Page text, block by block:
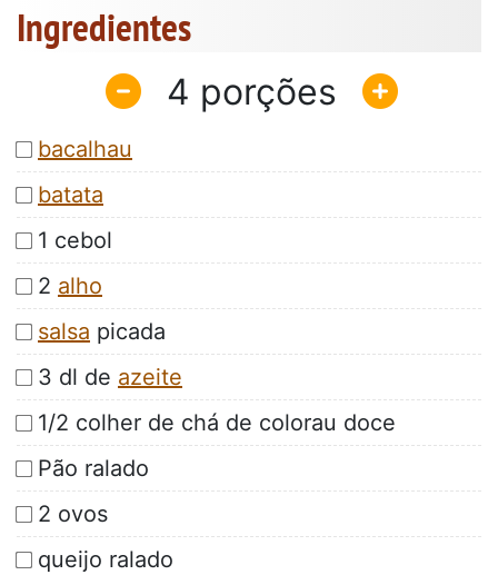
Ingredientes
4
bacalhau
batata
1 cebol
2 alho
salsa picada
3 dl de azeite
1/2 colher de chá de colorau doce
Pão ralado
2 ovos
queijo ralado